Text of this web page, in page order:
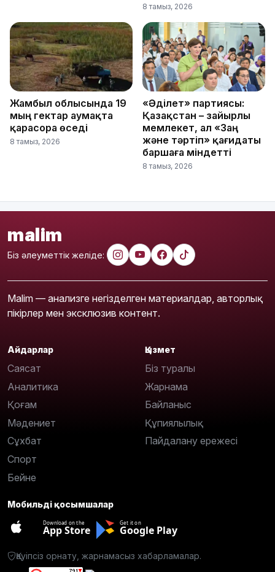
8 тамыз, 2026
Жамбыл облысында 19
мың гектар аумақта
қарасора өседі
8 тамыз, 2026
«Әділет» партиясы:
Қазақстан – зайырлы
мемлекет, ал «Заң
және тәртіп» қағидаты
баршаға міндетті
8 тамыз, 2026
malim
Біз әлеуметтік желіде:
Malim — анализге негізделген материалдар, авторлық
пікірлер мен эксклюзив контент.
Айдарлар
Саясат
Аналитика
Қоғам
Мәдениет
Сұхбат
Спорт
Бейне
Қызмет
Біз туралы
Жарнама
Байланыс
Құпиялылық
Пайдалану ережесі
Мобильді қосымшалар
Download on the
App Store
Get it on
Google Play
Қауіпсіз орнату, жарнамасыз хабарламалар.